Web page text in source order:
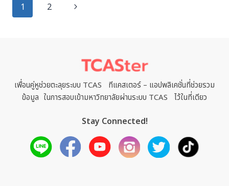
1 2
เพื่อนคู่หูช่วยตะลุยระบบ TCAS ทีแคสเตอร์ – แอปพลิเคชั่นที่ช่วยรวม
ข้อมูล ในการสอบเข้ามหาวิทยาลัยผ่านระบบ TCAS ไว้ในที่เดียว
Stay Connected!